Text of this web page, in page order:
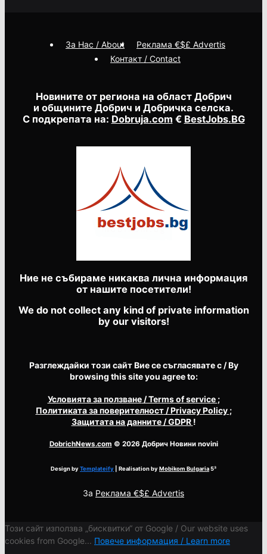
Новините от региона на област Добрич
и общините Добрич и Добричка селска.
С подкрепата на: Dobruja.com € BestJobs.BG
Ние не събираме никаква лична информация
от нашите посетители!
We do not collect any kind of private information
by our visitors!
Разглеждайки този сайт Вие се съгласявате с / By
browsing this site you agree to:
Условията за ползване/ Terms of service ;
Политиката за поверителност/ Privacy Policy ;
Защитата на данните/ GDPR !
DobrichNews.com © 2026 Добрич Новини novini
Design byTemplateify | Realisation byMobikom Bulgaria5³
За Реклама €$£ Advertis
За Нас / About
Реклама €$£ Advertis
Контакт / Contact
Този сайт използва „бисквитки“ от Google / Our website uses
cookies from Google... Повече информация / Learn more